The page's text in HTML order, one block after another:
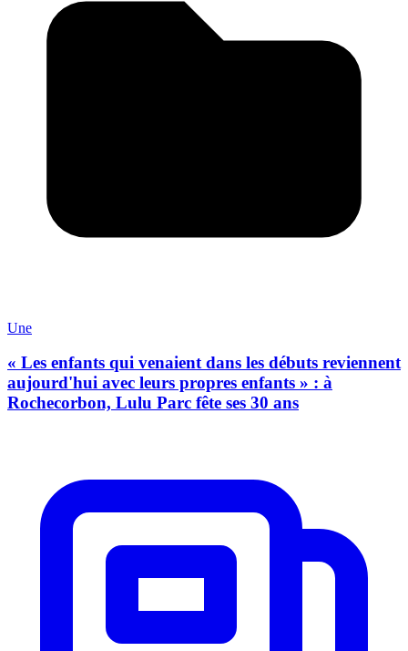
Une
« Les enfants qui venaient dans les débuts reviennent
aujourd'hui avec leurs propres enfants » : à
Rochecorbon, Lulu Parc fête ses 30 ans